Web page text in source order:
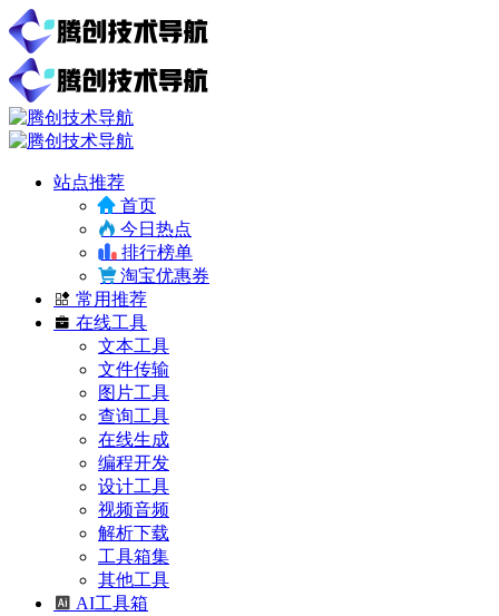
站点推荐
首页
今日热点
排行榜单
淘宝优惠券
常用推荐
在线工具
文本工具
文件传输
图片工具
查询工具
在线生成
编程开发
设计工具
视频音频
解析下载
工具箱集
其他工具
AI工具箱